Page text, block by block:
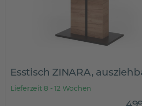
Esstisch ZINARA,
Lieferzeit 8 - 12 Wochen